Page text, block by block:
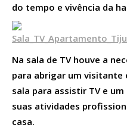
do tempo e vivência da
Na sala de TV houve a
para abrigar um
sala para assistir TV e
suas atividades
casa.